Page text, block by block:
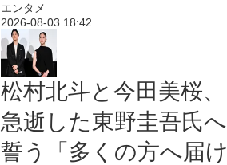
エンタメ
2026-08-03 18:42
松村北斗と今田美桜、
急逝した東野圭吾氏へ
誓う「多くの方へ届け